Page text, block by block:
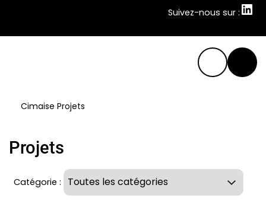
Suivez-nous sur : Suivez-nous sur :
Cimaise Projets
Projets
Catégorie :